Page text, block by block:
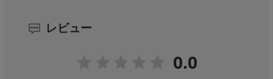
レビュー
0.0